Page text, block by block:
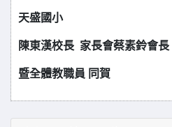
天盛國小
陳東漢校長 家長會蔡素鈴會長
暨全體教職員 同賀